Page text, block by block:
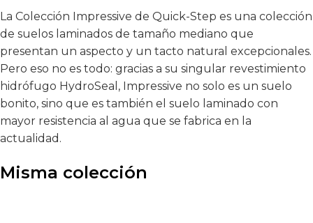
La Colección Impressive de Quick-Step es una colección
de suelos laminados de tamaño mediano que
presentan un aspecto y un tacto natural excepcionales.
Pero eso no es todo: gracias a su singular revestimiento
hidrófugo HydroSeal, Impressive no solo es un suelo
bonito, sino que es también el suelo laminado con
mayor resistencia al agua que se fabrica en la
actualidad.
Misma colección